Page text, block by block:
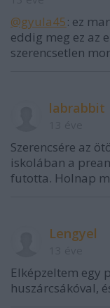
@gyula45: ez
eddig meg ez az
szerencsetlen
labrabbit
Szerencsére az
iskolában a
futotta. Holnap
Lengyel
Elképzeltem egy
huszárcsákóval,